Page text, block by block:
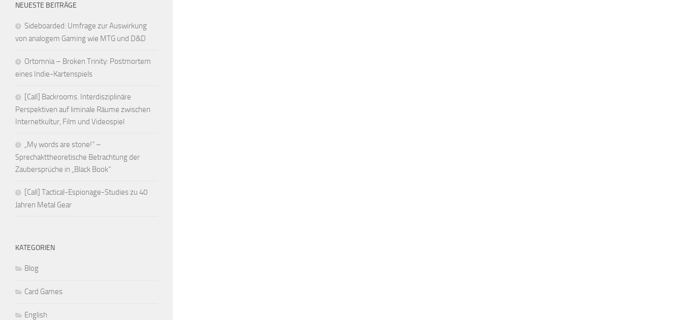
NEUESTE BEITRÄGE
Sideboarded: Umfrage zur Auswirkung
von analogem Gaming wie MTG und D&D
Ortomnia – Broken Trinity: Postmortem
eines Indie-Kartenspiels
[Call] Backrooms. Interdisziplinäre
Perspektiven auf liminale Räume zwischen
Internetkultur, Film und Videospiel
„My words are stone!“ –
Sprechakttheoretische Betrachtung der
Zaubersprüche in „Black Book“
[Call] Tactical-Espionage-Studies zu 40
Jahren Metal Gear
KATEGORIEN
Blog
Card Games
English